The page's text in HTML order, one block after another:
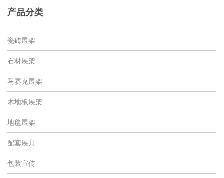
产品分类
瓷砖展架
石材展架
马赛克展架
木地板展架
地毯展架
配套展具
包装宣传